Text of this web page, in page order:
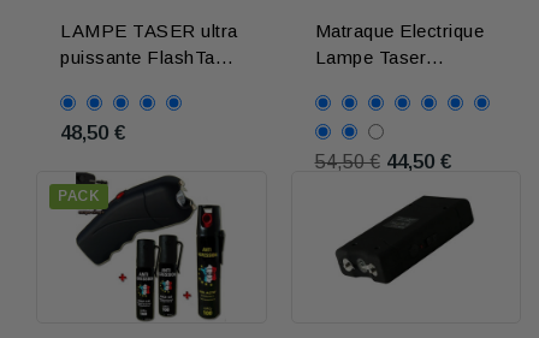
LAMPE TASER ultra
puissante FlashTac
48,50 €
Matraque Electrique
Lampe Taser
54,50 € 44,50 €
PACK